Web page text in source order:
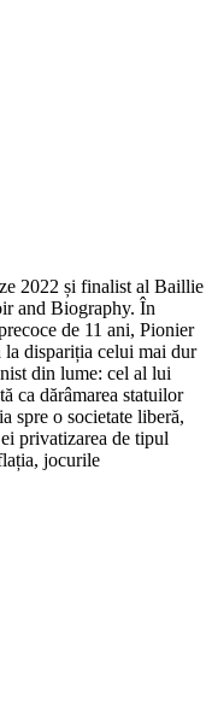
2022 și finalist al Baillie
and Biography. În
de 11 ani, Pionier
la dispariția celui mai dur
din lume: cel al lui
ca dărâmarea statuilor
spre o societate liberă,
privatizarea de tipul
jocurile